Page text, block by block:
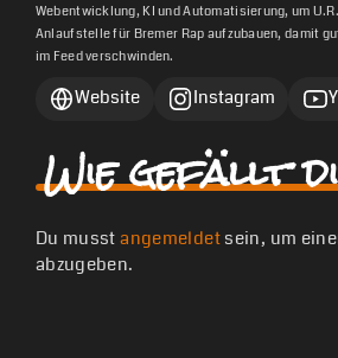
Webentwicklung, KI und Automatisierung, um
Anlaufstelle für Bremer Rap aufzubauen, damit
im Feed verschwinden.
Website Instagram
Wie gefällt
Du musstangemeldetsein, um
abzugeben.